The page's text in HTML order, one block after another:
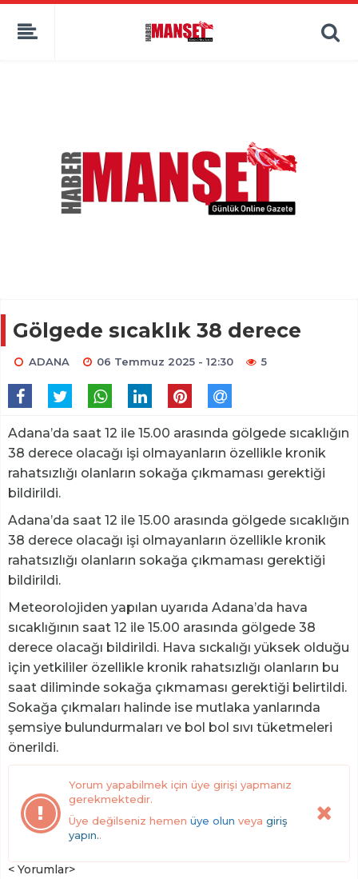
Gölgede sıcaklık 38 derece
ADANA 06 Temmuz 2025 - 12:30 5
Adana’da saat 12 ile 15.00 arasında gölgede sıcaklığın
38 derece olacağı işi olmayanların özellikle kronik
rahatsızlığı olanların sokağa çıkmaması gerektiği
bildirildi.
Adana’da saat 12 ile 15.00 arasında gölgede sıcaklığın
38 derece olacağı işi olmayanların özellikle kronik
rahatsızlığı olanların sokağa çıkmaması gerektiği
bildirildi.
Meteorolojiden yapılan uyarıda Adana’da hava
sıcaklığının saat 12 ile 15.00 arasında gölgede 38
derece olacağı bildirildi. Hava sıckalığı yüksek olduğu
için yetkililer özellikle kronik rahatsızlığı olanların bu
saat diliminde sokağa çıkmaması gerektiği belirtildi.
Sokağa çıkmaları halinde ise mutlaka yanlarında
şemsiye bulundurmaları ve bol bol sıvı tüketmeleri
önerildi.
Yorum yapabilmek için üye girişi yapmanız
gerekmektedir.
Üye değilseniz hemen üye olun veya giriş
yapın..
< Yorumlar>